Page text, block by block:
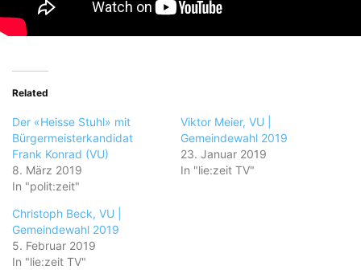
Related
Der «Heisse Stuhl» mit
Bürgermeisterkandidat
Frank Konrad (VU)
8. März 2019
In "polit:zeit"
Viktor Meier, VU |
Gemeindewahl 2019
23. Januar 2019
In "lie:zeit TV"
Christoph Beck, VU |
Gemeindewahl 2019
5. Februar 2019
In "lie:zeit TV"